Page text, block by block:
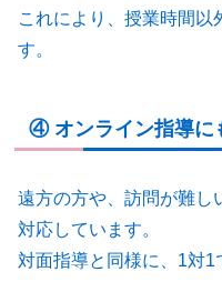
これにより、授業時間以
す。
④ オンライン指導に
遠方の方や、訪問が難し
対応しています。
対面指導と同様に、1対1